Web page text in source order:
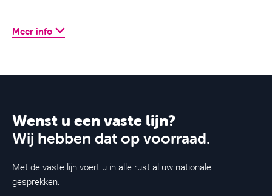
Meer info
vriend.
Oproep doorschakelen
Wenst u een vaste lijn?
Wij hebben dat op voorraad.
Met de vaste lijn voert u in alle rust al uw nationale
gesprekken.